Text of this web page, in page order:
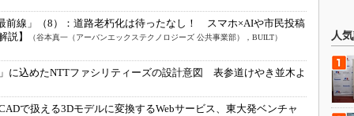
前線」（8）： 道路老朽化は待ったなし！ スマホ×AIや市民投稿
説】
（谷本真一（アーバンエックステクノロジーズ 公共事業部），BUILT）
に込めたNTTファシリティーズの設計意図 表参道けやき並木よ
で扱える3Dモデルに変換するWebサービス、東大発ベンチャ
人